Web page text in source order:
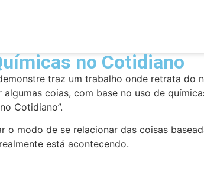
no Cotidiano
traz um trabalho onde retrata do
coias, com base no uso de
Cotidiano”.
o modo de se relacionar das coisas
está acontecendo.